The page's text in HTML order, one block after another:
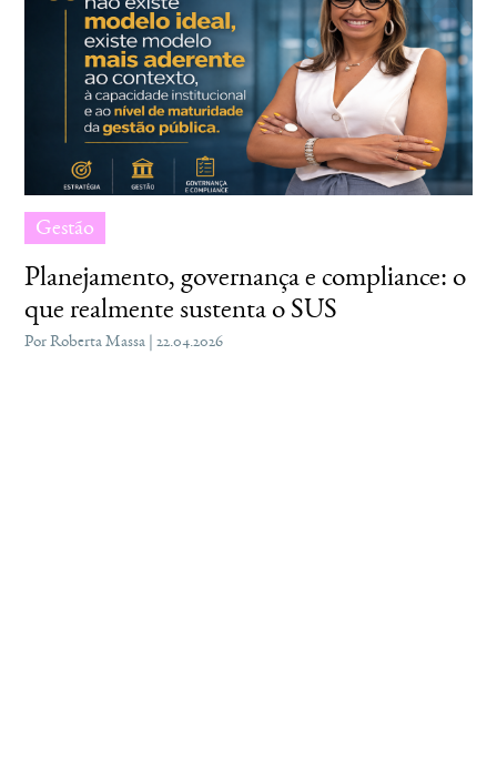
Gestão
Planejamento, governança e compliance: o
que realmente sustenta o SUS
Por Roberta Massa | 22.04.2026